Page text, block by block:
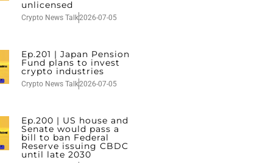
unlicensed
Crypto News Talk2026-07-05
Ep.201 | Japan Pension
Fund plans to invest
crypto industries
Crypto News Talk2026-07-05
Ep.200 | US house and
Senate would pass a
bill to ban Federal
Reserve issuing CBDC
until late 2030